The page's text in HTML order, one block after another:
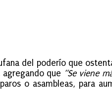
del poderío que
agregando que “Se viene
o asambleas, para